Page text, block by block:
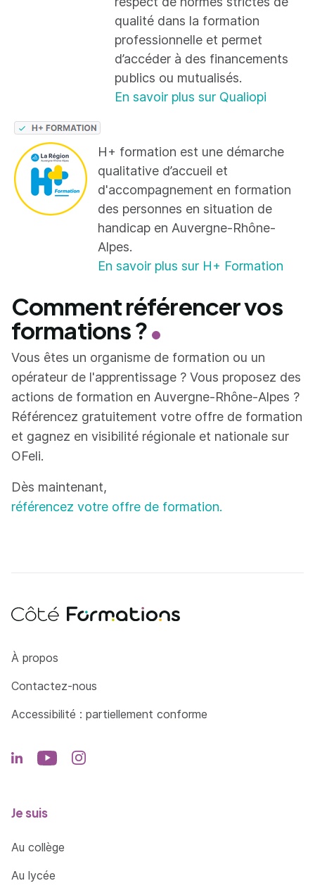
qualité dans la formation
professionnelle et permet
d’accéder à des financements
publics ou mutualisés.
En savoir plus sur Qualiopi
H+ formation est une démarche
qualitative d’accueil et
d'accompagnement en formation
des personnes en situation de
handicap en Auvergne-Rhône-
Alpes.
En savoir plus sur H+ Formation
Comment référencer vos
formations ?
Vous êtes un organisme de formation ou un
opérateur de l'apprentissage ? Vous proposez des
actions de formation en Auvergne-Rhône-Alpes ?
Référencez gratuitement votre offre de formation
et gagnez en visibilité régionale et nationale sur
OFeli.
Dès maintenant,
référencez votre offre de formation.
Côté Formations
À propos
Contactez-nous
Accessibilité : partiellement conforme
Je suis
Au collège
Au lycée